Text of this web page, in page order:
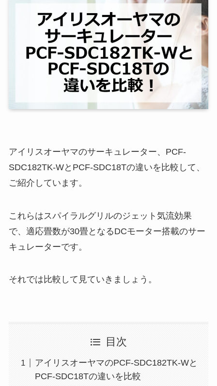
アイリスオーヤマのサーキュレーター、PCF-
SDC182TK-WとPCF-SDC18Tの違いを比較して、
ご紹介しています。
これらはスパイラルグリルのジェット気流効果
で、適応畳数が30畳となるDCモーター搭載のサー
キュレーターです。
それでは比較して見ていきましょう。
目次
アイリスオーヤマのPCF-SDC182TK-Wと
PCF-SDC18Tの違いを比較